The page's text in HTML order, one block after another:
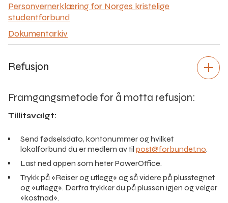
Personvernerklæring for Norges kristelige
studentforbund
Dokumentarkiv
Refusjon
Framgangsmetode for å motta refusjon:
Tillitsvalgt:
Send fødselsdato, kontonummer og hvilket
lokalforbund du er medlem av til post@forbundet.no.
Last ned appen som heter PowerOffice.
Trykk på «Reiser og utlegg» og så videre på plusstegnet
og «utlegg». Derfra trykker du på plussen igjen og velger
«kostnad».